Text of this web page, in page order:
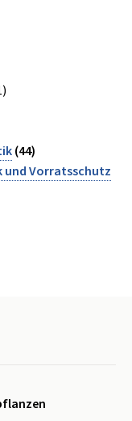
(44)
und Vorratsschutz